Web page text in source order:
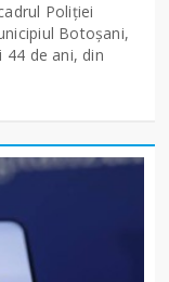
Poliției
Botoșani,
44 de ani, din